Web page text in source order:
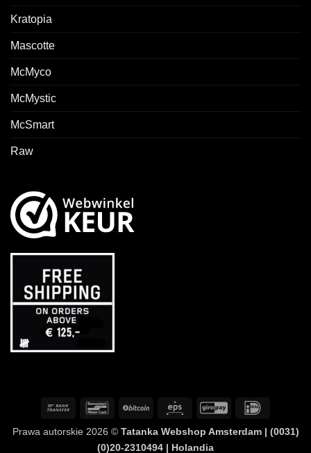
Kratopia
Mascotte
McMyco
McMystic
McSmart
Raw
Przelew
BancontactBitCoin Eps GiroPay
Prawa autorskie 2026 © Tatanka Webshop Amsterdam | (0031)
(0)20-2310494 | Holandia